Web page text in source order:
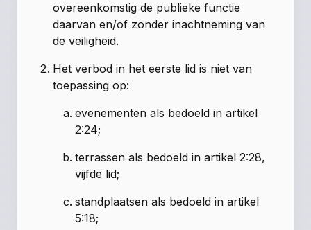
overeenkomstig de publieke functie
daarvan en/of zonder inachtneming van
de veiligheid.
Het verbod in het eerste lid is niet van
toepassing op:
evenementen als bedoeld in artikel
2:24;
terrassen als bedoeld in artikel 2:28,
vijfde lid;
standplaatsen als bedoeld in artikel
5:18;